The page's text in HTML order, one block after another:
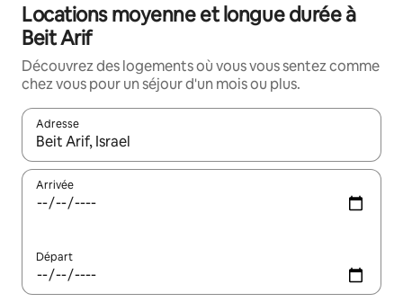
Locations moyenne et longue durée à
Beit Arif
Découvrez des logements où vous vous sentez comme
chez vous pour un séjour d'un mois ou plus.
Adresse
Lorsque les résultats s'affichent, utilisez les flèches vers le
Arrivée
Départ